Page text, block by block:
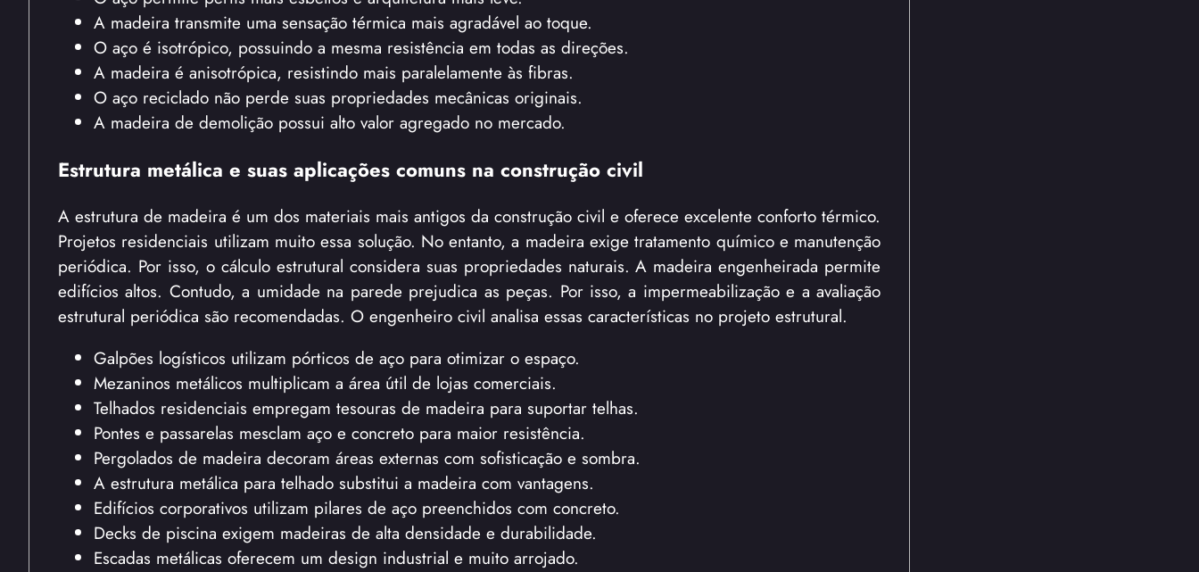
A madeira transmite uma sensação térmica mais agradável ao toque.
O aço é isotrópico, possuindo a mesma resistência em todas as direções.
A madeira é anisotrópica, resistindo mais paralelamente às fibras.
O aço reciclado não perde suas propriedades mecânicas originais.
A madeira de demolição possui alto valor agregado no mercado.
Estrutura metálica e suas aplicações comuns na construção civil
A estrutura de madeira é um dos materiais mais antigos da construção civil e oferece excelente conforto térmico.
Projetos residenciais utilizam muito essa solução. No entanto, a madeira exige tratamento químico e manutenção
periódica. Por isso, o cálculo estrutural considera suas propriedades naturais. A madeira engenheirada permite
edifícios altos. Contudo, a umidade na parede prejudica as peças. Por isso, a impermeabilização e a avaliação
estrutural periódica são recomendadas. O engenheiro civil analisa essas características no projeto estrutural.
Galpões logísticos utilizam pórticos de aço para otimizar o espaço.
Mezaninos metálicos multiplicam a área útil de lojas comerciais.
Telhados residenciais empregam tesouras de madeira para suportar telhas.
Pontes e passarelas mesclam aço e concreto para maior resistência.
Pergolados de madeira decoram áreas externas com sofisticação e sombra.
A estrutura metálica para telhado substitui a madeira com vantagens.
Edifícios corporativos utilizam pilares de aço preenchidos com concreto.
Decks de piscina exigem madeiras de alta densidade e durabilidade.
Escadas metálicas oferecem um design industrial e muito arrojado.